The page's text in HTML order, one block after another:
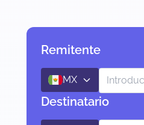
Remitente
MX
Destinatario